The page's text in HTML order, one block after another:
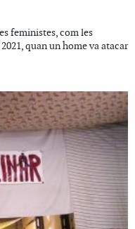
feministes, com les
quan un home va atacar